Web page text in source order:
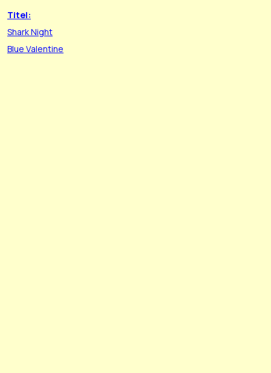
Titel:
Shark Night
Blue Valentine